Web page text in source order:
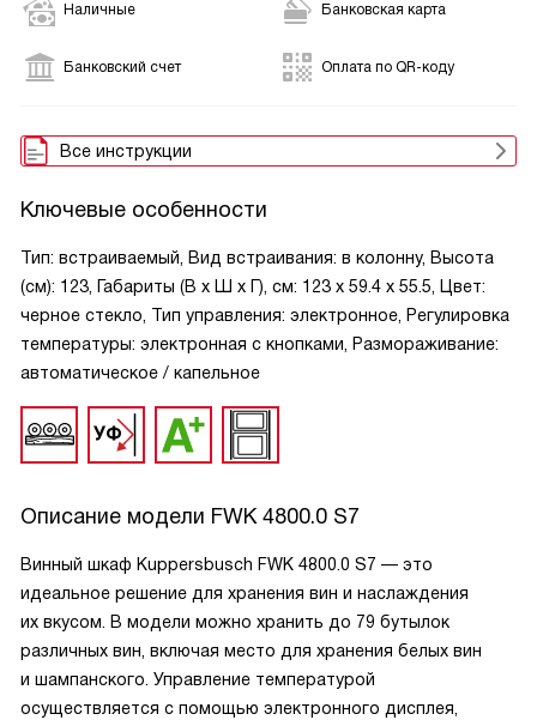
Наличные Банковская карта
Банковский счет Оплата по QR-коду
Все инструкции
Ключевые особенности
Тип: встраиваемый, Вид встраивания: в колонну, Высота
(см): 123, Габариты (В х Ш х Г), см: 123 х 59.4 х 55.5, Цвет:
черное стекло, Тип управления: электронное, Регулировка
температуры: электронная с кнопками, Размораживание:
автоматическое / капельное
Описание модели FWK 4800.0 S7
Винный шкаф Kuppersbusch FWK 4800.0 S7 — это
идеальное решение для хранения вин и наслаждения
их вкусом. В модели можно хранить до 79 бутылок
различных вин, включая место для хранения белых вин
и шампанского. Управление температурой
осуществляется с помощью электронного дисплея,